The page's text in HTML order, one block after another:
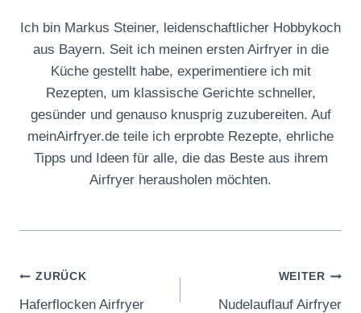
Ich bin Markus Steiner, leidenschaftlicher Hobbykoch
aus Bayern. Seit ich meinen ersten Airfryer in die
Küche gestellt habe, experimentiere ich mit
Rezepten, um klassische Gerichte schneller,
gesünder und genauso knusprig zuzubereiten. Auf
meinAirfryer.de teile ich erprobte Rezepte, ehrliche
Tipps und Ideen für alle, die das Beste aus ihrem
Airfryer herausholen möchten.
Beitragsnavigation
ZURÜCK
Haferflocken Airfryer
WEITER
Nudelauflauf Airfryer